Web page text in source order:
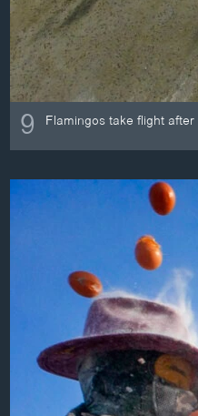
9 Flamingos take flight